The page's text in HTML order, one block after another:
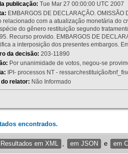
publicação: Tue Mar 27 00:00:00 UTC 2007
EMBARGOS DE DECLARAÇÃO.
relacionado com a atualização monetária do
do gênero restituição segundo
Recurso provido. EMBARGOS DE
a interposição dos presentes embargos.
da decisão: 203-11890
Por unanimidade de votos, negou-se
IPI- processos NT - ressarc/restituição/
do relator: Não Informado
encontrados.
Resultados em XML em JSON e em